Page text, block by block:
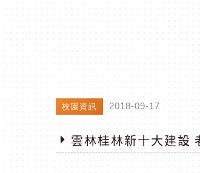
校園資訊 2018-09-17
雲林桂林新十大建設